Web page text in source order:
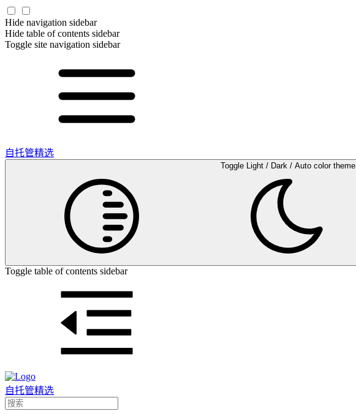
Hide navigation sidebar
Hide table of contents sidebar
Toggle site navigation sidebar
自托管精选
Toggle Light / Dark / Auto color theme
Toggle table of contents sidebar
自托管精选